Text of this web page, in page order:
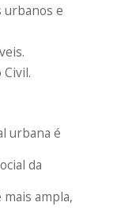
urbanos e
Civil.
urbana é
da
ampla,